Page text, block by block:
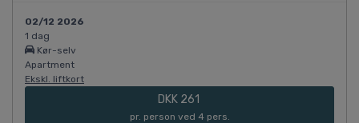
02/12 2026
1 dag
Kør-selv
Apartment
Ekskl. liftkort
DKK 261
pr. person ved 4 pers.